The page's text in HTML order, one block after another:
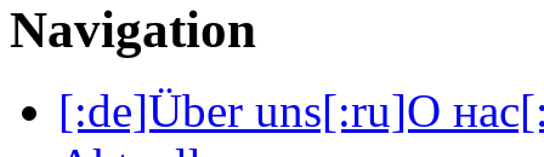
Navigation
[:de]Über uns[:ru]О